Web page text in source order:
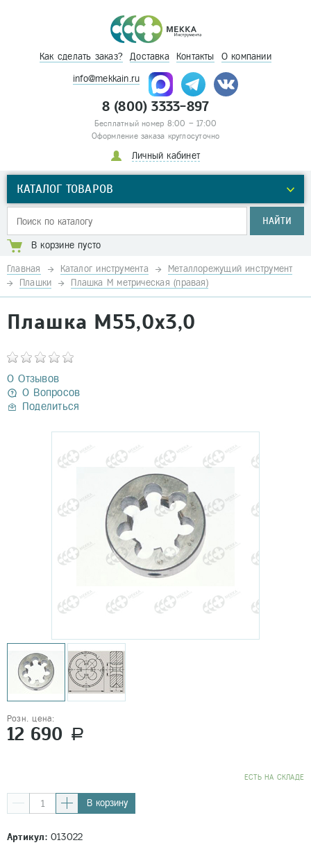
Как сделать заказ? Доставка Контакты О компании
info@mekkain.ru
8 (800) 3333-897
Бесплатный номер 8:00 – 17:00
Оформление заказа круглосуточно
Личный кабинет
КАТАЛОГ ТОВАРОВ
НАЙТИ
В корзине пусто
Главная Каталог инструмента
Металлорежущий инструмент
Плашки
Плашка М метрическая (правая)
Плашка М55,0х3,0
0 Отзывов
0 Вопросов
Поделиться
Розн. цена:
12 690 a
EСТЬ НА СКЛАДЕ
В корзину
Артикул:013022